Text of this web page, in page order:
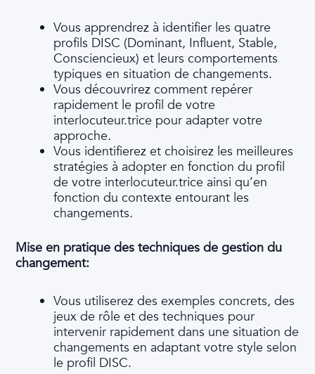
Vous apprendrez à identifier les quatre
profils DISC (Dominant, Influent, Stable,
Consciencieux) et leurs comportements
typiques en situation de changements.
Vous découvrirez comment repérer
rapidement le profil de votre
interlocuteur.trice pour adapter votre
approche.
Vous identifierez et choisirez les meilleures
stratégies à adopter en fonction du profil
de votre interlocuteur.trice ainsi qu’en
fonction du contexte entourant les
changements.
Mise en pratique des techniques de gestion du
changement:
Vous utiliserez des exemples concrets, des
jeux de rôle et des techniques pour
intervenir rapidement dans une situation de
changements en adaptant votre style selon
le profil DISC.